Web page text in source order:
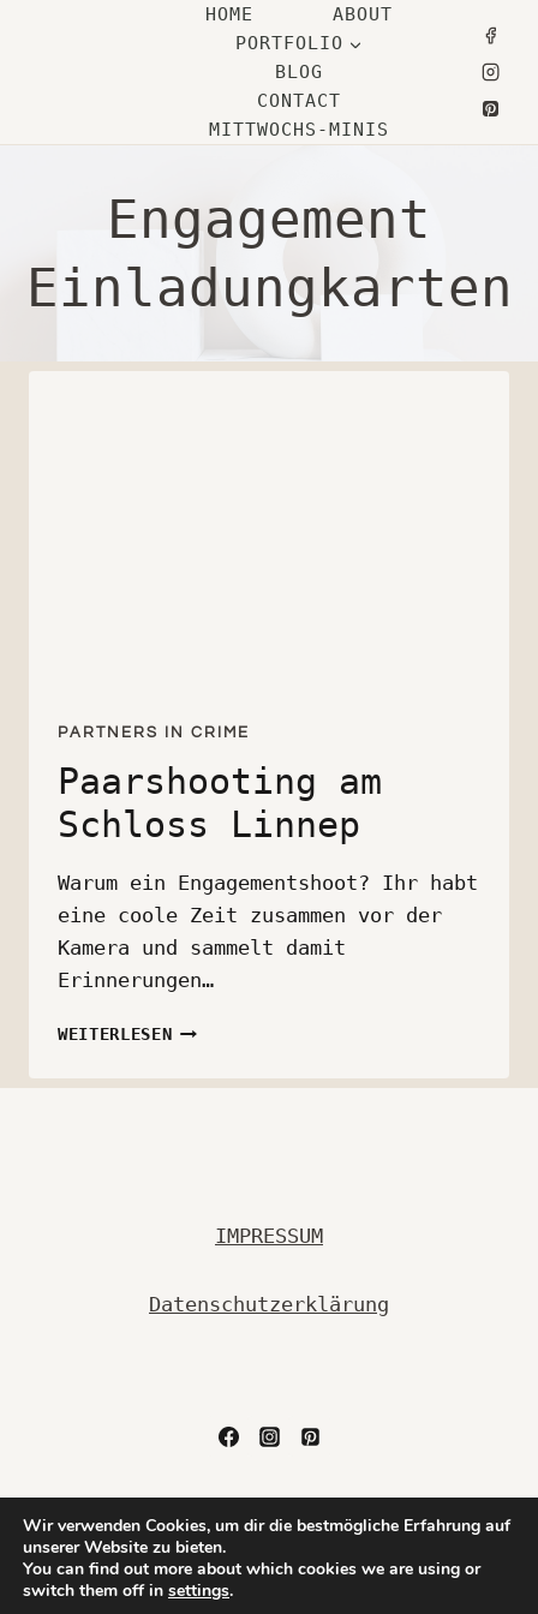
HOME
ABOUT
PORTFOLIO
BLOG
CONTACT
MITTWOCHS-MINIS
Engagement
Einladungkarten
PARTNERS IN CRIME
Paarshooting am
Schloss Linnep
Warum ein Engagementshoot? Ihr habt
eine coole Zeit zusammen vor der
Kamera und sammelt damit
Erinnerungen…
WEITERLESENPAARSHOOTING
SCHLOSS
IMPRESSUM
Datenschutzerklärung
© 2026 Ulrike Bessel Fotografie PEOPLE & LIFESTYLE
| FAMILIE | HOCHZEITEN | BUSINESS - WordPress
Theme vonKadence WP
Wir verwenden Cookies, um dir die bestmögliche Erfahrung auf
unserer Website zu bieten.
You can find out more about which cookies we are using or
switch them off in settings.